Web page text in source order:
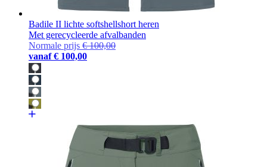
Badile II lichte softshellshort heren
Met gerecycleerde afvalbanden
Normale prijs € 100,00
vanaf € 100,00